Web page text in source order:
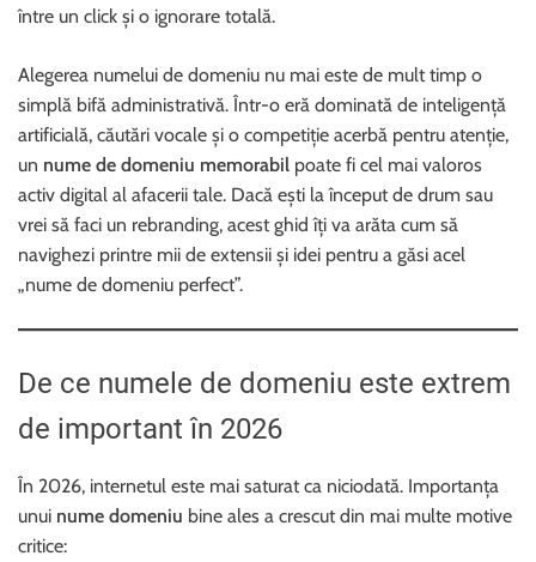
între un click și o ignorare totală.
Alegerea numelui de domeniu nu mai este de mult timp o
simplă bifă administrativă. Într-o eră dominată de inteligență
artificială, căutări vocale și o competiție acerbă pentru atenție,
un nume de domeniu memorabil poate fi cel mai valoros
activ digital al afacerii tale. Dacă ești la început de drum sau
vrei să faci un rebranding, acest ghid îți va arăta cum să
navighezi printre mii de extensii și idei pentru a găsi acel
„nume de domeniu perfect”.
De ce numele de domeniu este extrem
de important în 2026
În 2026, internetul este mai saturat ca niciodată. Importanța
unui nume domeniu bine ales a crescut din mai multe motive
critice: